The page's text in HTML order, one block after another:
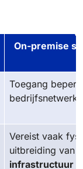
On-premise
Toegang
bedrijfsnetwerk
Vereist vaak
uitbreiding van
infrastructuur